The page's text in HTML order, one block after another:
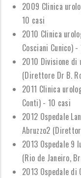
2009 Clinica
10 casi
2010 Clinica
Cosciani Cunico)
2010 Divisione di
(Direttore Dr B.
2011 Clinica
Conti) - 10 casi
2012 Ospedale
Abruzzo2
2013 Ospedale 9
(Rio de Janeiro,
2013 Ospedale